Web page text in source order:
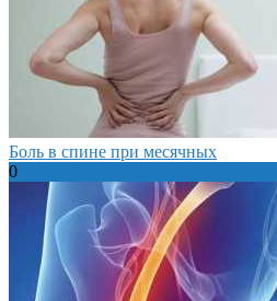
Боль в спине при месячных
0